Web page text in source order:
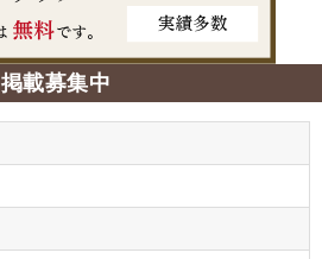
掲載募集中